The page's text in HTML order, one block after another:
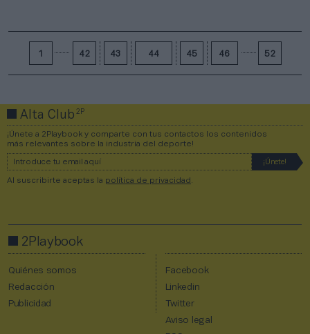
1 42 43 44 45 46 52
Alta Club2P
¡Únete a 2Playbook y comparte con tus contactos los contenidos
más relevantes sobre la industria del deporte!
Al suscribirte aceptas la política de privacidad
2Playbook
Quiénes somos
Redacción
Publicidad
Facebook
Linkedin
Twitter
Aviso legal